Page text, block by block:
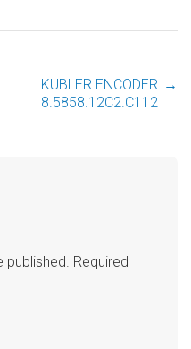
KUBLER ENCODER
8.5858.12C2.C112
→
published. Required